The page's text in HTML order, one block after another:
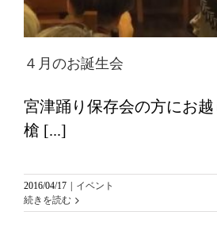
４月のお誕生会
宮津踊り保存会の方にお
槍 [...]
2016/04/17 | イベント
続きを読む